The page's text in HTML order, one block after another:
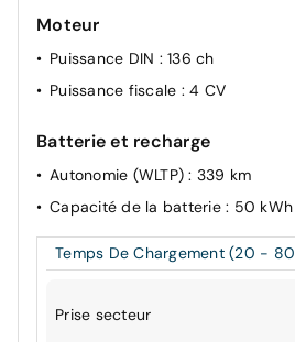
Moteur
Puissance DIN : 136 ch
Puissance fiscale : 4 CV
Batterie et recharge
Autonomie (WLTP): 339 km
Capacité de la batterie : 50 kWh
Temps De Chargement (20 -
Prise secteur